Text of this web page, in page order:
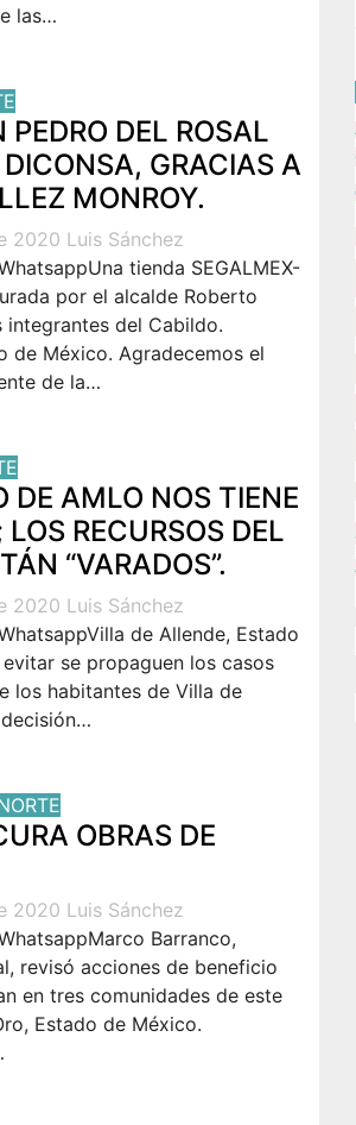
las…
DEL ROSAL
GRACIAS A
MONROY.
2020 Luis Sánchez
tienda SEGALMEX-
por el alcalde Roberto
integrantes del Cabildo.
de México. Agradecemos el
de la…
DE AMLO NOS TIENE
LOS RECURSOS DEL
“VARADOS”.
2020 Luis Sánchez
de Allende, Estado
se propaguen los casos
los habitantes de Villa de
OBRAS DE
2020 Luis Sánchez
Barranco,
revisó acciones de beneficio
en tres comunidades de este
Estado de México.